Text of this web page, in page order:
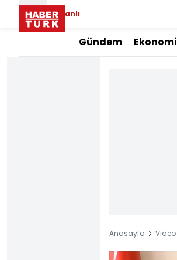
Canlı
Gündem Ekonomi
Anasayfa Video